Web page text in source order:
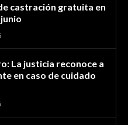
castración gratuita en
La justicia reconoce a
en caso de cuidado